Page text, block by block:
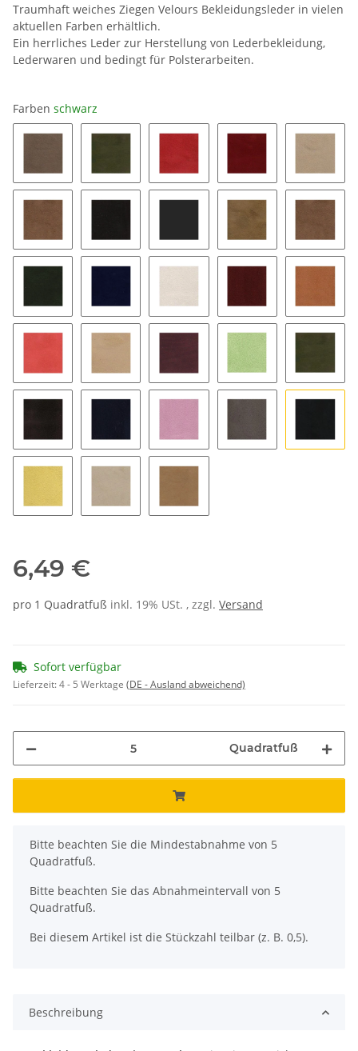
Traumhaft weiches Ziegen Velours Bekleidungsleder in vielen
aktuellen Farben erhältlich.
Ein herrliches Leder zur Herstellung von Lederbekleidung,
Lederwaren und bedingt für Polsterarbeiten.
Farben schwarz
1025 1195 1523 1556 2381
2491 2599 2728 2773 604
949 951 blush bordeaux cognac
feuer hellbeige maulbeere mint moos
nougat pacific rosa
6,49 €
pro 1 Quadratfuß inkl. 19% USt. , zzgl. Versand
Sofort verfügbar
Lieferzeit:4 - 5 Werktage (DE - Ausland abweichend)
Quadratfuß
x
Bitte beachten Sie die Mindestabnahme von 5
Quadratfuß.
Bitte beachten Sie das Abnahmeintervall von 5
Quadratfuß.
Bei diesem Artikel ist die Stückzahl teilbar (z. B. 0,5).
Beschreibung